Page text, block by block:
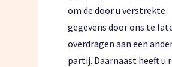
om de door u verstrekte
gegevens door ons te
overdragen aan een
partij. Daarnaast heeft u